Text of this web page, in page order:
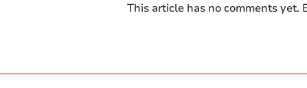
This article has no comments yet.